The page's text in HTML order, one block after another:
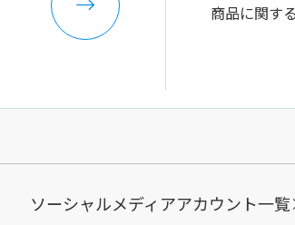
商品に関す
ソーシャルメディアアカウント一覧